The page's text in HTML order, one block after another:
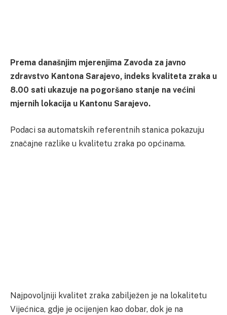
Prema današnjim mjerenjima Zavoda za javno
zdravstvo Kantona Sarajevo, indeks kvaliteta zraka u
8.00 sati ukazuje na pogoršano stanje na većini
mjernih lokacija u Kantonu Sarajevo.
Podaci sa automatskih referentnih stanica pokazuju
značajne razlike u kvalitetu zraka po općinama.
Najpovoljniji kvalitet zraka zabilježen je na lokalitetu
Vijećnica, gdje je ocijenjen kao dobar, dok je na